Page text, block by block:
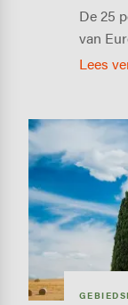
De 25
van
Lees
Image